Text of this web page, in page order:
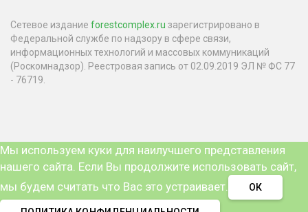
Сетевое издание forestcomplex.ru зарегистрировано в
Федеральной службе по надзору в сфере связи,
информационных технологий и массовых коммуникаций
(Роскомнадзор). Реестровая запись от 02.09.2019 ЭЛ № ФС 77
- 76719.
Мы используем куки для наилучшего представления
нашего сайта. Если Вы продолжите использовать сайт,
мы будем считать что Вас это устраивает.
ОК